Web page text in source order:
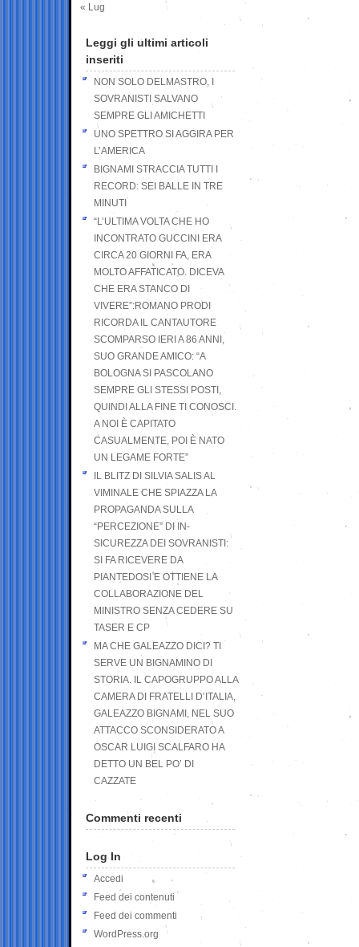
« Lug
Leggi gli ultimi articoli
inseriti
NON SOLO DELMASTRO, I
SOVRANISTI SALVANO
SEMPRE GLI AMICHETTI
UNO SPETTRO SI AGGIRA PER
L’AMERICA
BIGNAMI STRACCIA TUTTI I
RECORD: SEI BALLE IN TRE
MINUTI
“L’ULTIMA VOLTA CHE HO
INCONTRATO GUCCINI ERA
CIRCA 20 GIORNI FA, ERA
MOLTO AFFATICATO. DICEVA
CHE ERA STANCO DI
VIVERE”:ROMANO PRODI
RICORDA IL CANTAUTORE
SCOMPARSO IERI A 86 ANNI,
SUO GRANDE AMICO: “A
BOLOGNA SI PASCOLANO
SEMPRE GLI STESSI POSTI,
QUINDI ALLA FINE TI CONOSCI.
A NOI È CAPITATO
CASUALMENTE, POI È NATO
UN LEGAME FORTE”
IL BLITZ DI SILVIA SALIS AL
VIMINALE CHE SPIAZZA LA
PROPAGANDA SULLA
“PERCEZIONE” DI IN-
SICUREZZA DEI SOVRANISTI:
SI FA RICEVERE DA
PIANTEDOSI E OTTIENE LA
COLLABORAZIONE DEL
MINISTRO SENZA CEDERE SU
TASER E CP
MA CHE GALEAZZO DICI? TI
SERVE UN BIGNAMINO DI
STORIA. IL CAPOGRUPPO ALLA
CAMERA DI FRATELLI D’ITALIA,
GALEAZZO BIGNAMI, NEL SUO
ATTACCO SCONSIDERATO A
OSCAR LUIGI SCALFARO HA
DETTO UN BEL PO’ DI
CAZZATE
Commenti recenti
Log In
Accedi
Feed dei contenuti
Feed dei commenti
WordPress.org